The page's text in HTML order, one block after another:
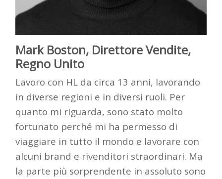
Mark Boston, Direttore Vendite,
Regno Unito
Lavoro con HL da circa 13 anni, lavorando
in diverse regioni e in diversi ruoli. Per
quanto mi riguarda, sono stato molto
fortunato perché mi ha permesso di
viaggiare in tutto il mondo e lavorare con
alcuni brand e rivenditori straordinari. Ma
la parte più sorprendente in assoluto sono